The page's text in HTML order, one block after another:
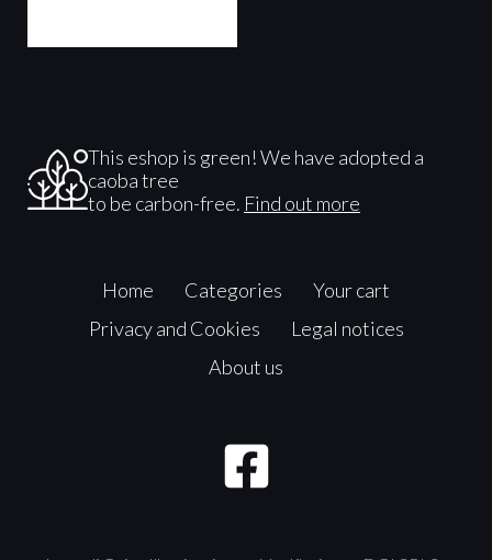
This eshop is green! We have adopted a
caoba tree
to be carbon-free. Find out more
Home Categories
Your cart
Privacy and Cookies
Legal notices
About us